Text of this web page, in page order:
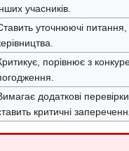
учасників.
уточнюючі
порівнює з
додаткові
критичні